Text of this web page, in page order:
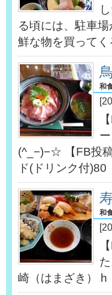
る頃には、駐車
鮮な物を買ってく
和
(^_−)−☆ 【FB投
ド(ドリンク付)80
和
崎（はまざき） h